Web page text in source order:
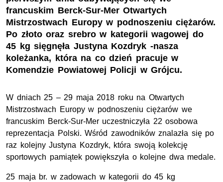
francuskim Berck-Sur-Mer Otwartych
Mistrzostwach Europy w podnoszeniu ciężarów.
Po złoto oraz srebro w kategorii wagowej do
45 kg sięgnęła Justyna Kozdryk -nasza
koleżanka, która na co dzień pracuje w
Komendzie Powiatowej Policji w Grójcu.
W dniach 25 – 29 maja 2018 roku na Otwartych
Mistrzostwach Europy w podnoszeniu ciężarów we
francuskim Berck-Sur-Mer uczestniczyła 22 osobowa
reprezentacja Polski. Wśród zawodników znalazła się po
raz kolejny Justyna Kozdryk, która swoją kolekcję
sportowych pamiątek powiększyła o kolejne dwa medale.
25 maja br. w zadowach w kategorii do 45 kg